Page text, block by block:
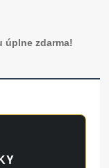
úplne zdarma!